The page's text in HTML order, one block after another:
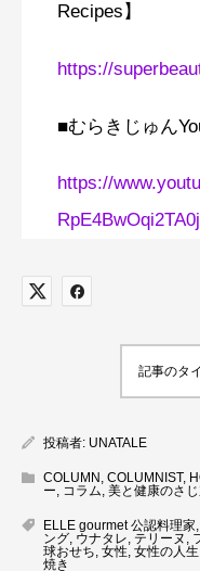
Recipes】
https://
■むらきじゅん
https://
記事のタ
投稿者: UNATALE
COLUMN , COLUMNIST,
ー, コラム, 美と健康のさ
ELLE gourmet 公認料理家,
ング, ウナタレ, テリーヌ ,
球おせち, 女性, 女性の人生
焼き